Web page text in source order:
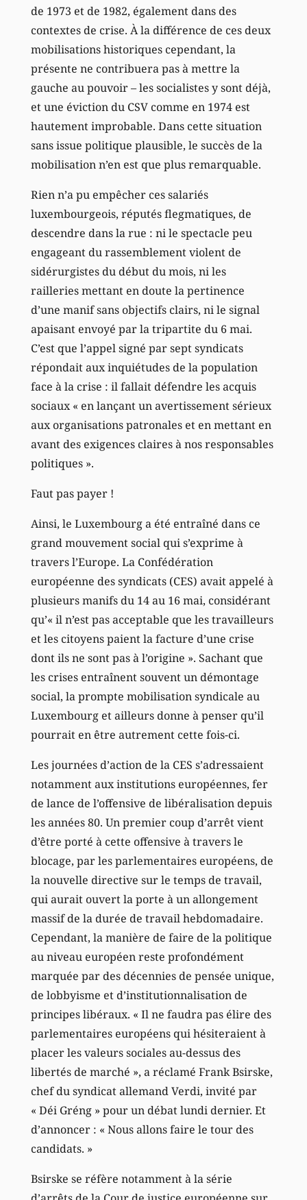
de 1973 et de 1982, également dans des
contextes de crise. À la différence de ces deux
mobilisations historiques cependant, la
présente ne contribuera pas à mettre la
gauche au pouvoir – les socialistes y sont déjà,
et une éviction du CSV comme en 1974 est
hautement improbable. Dans cette situation
sans issue politique plausible, le succès de la
mobilisation n’en est que plus remarquable.
Rien n’a pu empêcher ces salariés
luxembourgeois, réputés flegmatiques, de
descendre dans la rue : ni le spectacle peu
engageant du rassemblement violent de
sidérurgistes du début du mois, ni les
railleries mettant en doute la pertinence
d’une manif sans objectifs clairs, ni le signal
apaisant envoyé par la tripartite du 6 mai.
C’est que l’appel signé par sept syndicats
répondait aux inquiétudes de la population
face à la crise : il fallait défendre les acquis
sociaux « en lançant un avertissement sérieux
aux organisations patronales et en mettant en
avant des exigences claires à nos responsables
politiques ».
Faut pas payer !
Ainsi, le Luxembourg a été entraîné dans ce
grand mouvement social qui s’exprime à
travers l’Europe. La Confédération
européenne des syndicats (CES) avait appelé à
plusieurs manifs du 14 au 16 mai, considérant
qu’« il n’est pas acceptable que les travailleurs
et les citoyens paient la facture d’une crise
dont ils ne sont pas à l’origine ». Sachant que
les crises entraînent souvent un démontage
social, la prompte mobilisation syndicale au
Luxembourg et ailleurs donne à penser qu’il
pourrait en être autrement cette fois-ci.
Les journées d’action de la CES s’adressaient
notamment aux institutions européennes, fer
de lance de l’offensive de libéralisation depuis
les années 80. Un premier coup d’arrêt vient
d’être porté à cette offensive à travers le
blocage, par les parlementaires européens, de
la nouvelle directive sur le temps de travail,
qui aurait ouvert la porte à un allongement
massif de la durée de travail hebdomadaire.
Cependant, la manière de faire de la politique
au niveau européen reste profondément
marquée par des décennies de pensée unique,
de lobbyisme et d’institutionnalisation de
principes libéraux. « Il ne faudra pas élire des
parlementaires européens qui hésiteraient à
placer les valeurs sociales au-dessus des
libertés de marché », a réclamé Frank Bsirske,
chef du syndicat allemand Verdi, invité par
« Déi Gréng » pour un débat lundi dernier. Et
d’annoncer : « Nous allons faire le tour des
candidats. »
Bsirske se réfère notamment à la série